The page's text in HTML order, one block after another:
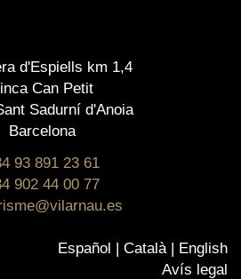
d'Espiells km 1,4
Can Petit
Sadurní d'Anoia
Barcelona
93 891 23 61
902 44 00 77
Español Català
English
Avís legal